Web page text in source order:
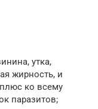
утка,
жирность, и
ко всему
паразитов;